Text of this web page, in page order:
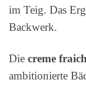
im Teig. Das
Backwerk.
Die creme
ambitionierte